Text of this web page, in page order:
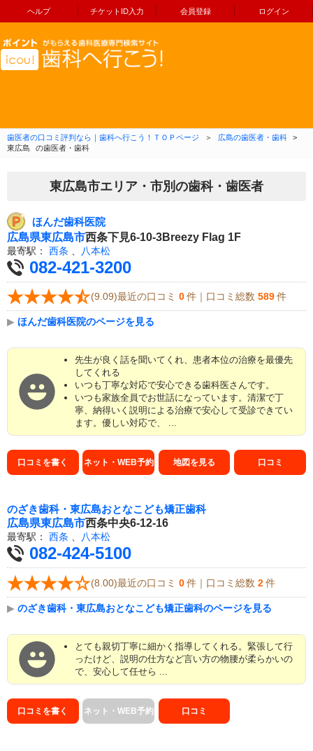
ヘルプ チケットID入力 会員登録 ログイン
コンテンツへ移動
歯医者の口コミ評判なら｜歯科へ行こう！ＴＯＰページ ＞ 広島の歯医者・歯科
>
東広島
の歯医者・歯科
東広島市エリア・市別の歯科・歯医者
ほんだ歯科医院
広島県東広島市西条下見6-10-3Breezy Flag 1F
最寄駅： 西条 八本松
082-421-3200
(9.09)最近の口コミ 0 件｜口コミ総数 589 件
▶ ほんだ歯科医院のページを見る
先生が良く話を聞いてくれ、患者本位の治療を最優先
してくれる
いつも丁寧な対応で安心できる歯科医さんです。
いつも家族全員でお世話になっています。清潔で丁
寧、納得いく説明による治療で安心して受診できてい
ます。優しい対応で、 ...
口コミを書く ネット・WEB予約 地図を見る 口コミ
のざき歯科・東広島おとなこども矯正歯科
広島県東広島市西条中央6-12-16
最寄駅： 西条 、 八本松
082-424-5100
(8.00)最近の口コミ 0 件｜口コミ総数 2 件
▶ のざき歯科・東広島おとなこども矯正歯科のページを見る
とても親切丁寧に細かく指導してくれる。緊張して行
ったけど、説明の仕方など言い方の物腰が柔らかいの
で、安心して任せら ...
口コミを書く ネット・WEB予約 口コミ